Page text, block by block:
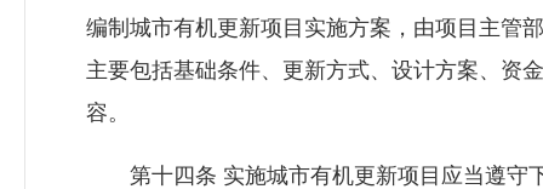
编制城市有机更新项目实施方案，由项目主管
主要包括基础条件、更新方式、设计方案、资
容。
第十四条 实施城市有机更新项目应当遵守